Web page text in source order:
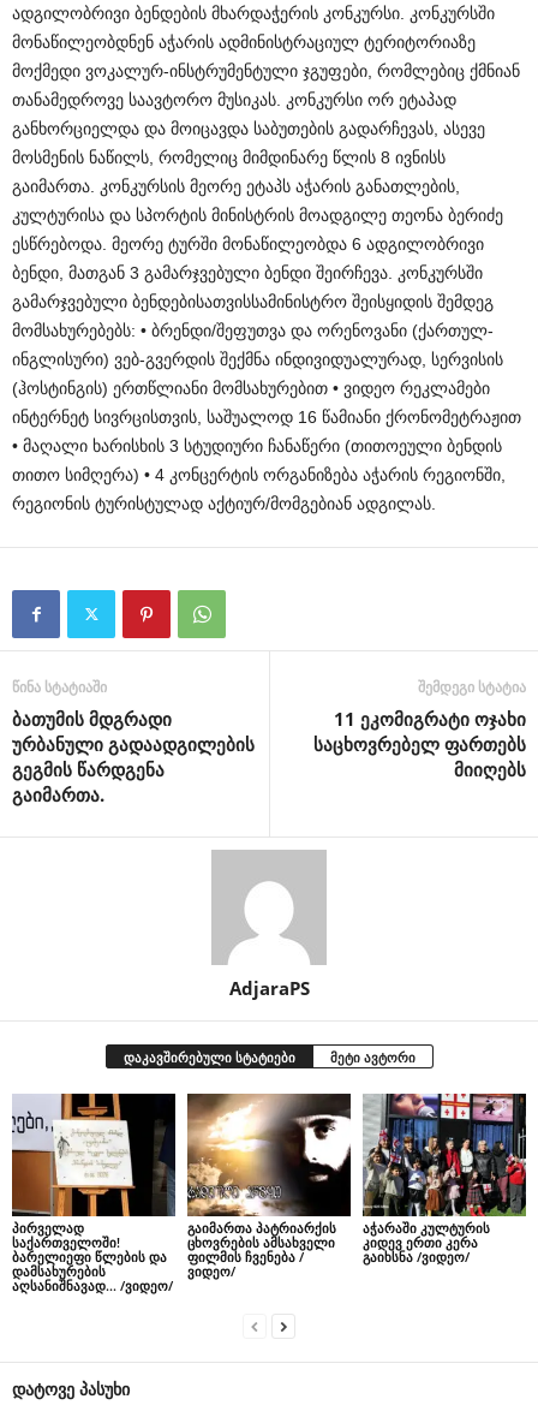
ადგილობრივი ბენდების მხარდაჭერის კონკურსი. კონკურსში
მონაწილეობდნენ აჭარის ადმინისტრაციულ ტერიტორიაზე
მოქმედი ვოკალურ-ინსტრუმენტული ჯგუფები, რომლებიც ქმნიან
თანამედროვე საავტორო მუსიკას. კონკურსი ორ ეტაპად
განხორციელდა და მოიცავდა საბუთების გადარჩევას, ასევე
მოსმენის ნაწილს, რომელიც მიმდინარე წლის 8 ივნისს
გაიმართა. კონკურსის მეორე ეტაპს აჭარის განათლების,
კულტურისა და სპორტის მინისტრის მოადგილე თეონა ბერიძე
ესწრებოდა. მეორე ტურში მონაწილეობდა 6 ადგილობრივი
ბენდი, მათგან 3 გამარჯვებული ბენდი შეირჩევა. კონკურსში
გამარჯვებული ბენდებისათვისსამინისტრო შეისყიდის შემდეგ
მომსახურებებს: • ბრენდი/შეფუთვა და ორენოვანი (ქართულ-
ინგლისური) ვებ-გვერდის შექმნა ინდივიდუალურად, სერვისის
(ჰოსტინგის) ერთწლიანი მომსახურებით • ვიდეო რეკლამები
ინტერნეტ სივრცისთვის, საშუალოდ 16 წამიანი ქრონომეტრაჟით
• მაღალი ხარისხის 3 სტუდიური ჩანაწერი (თითოეული ბენდის
თითო სიმღერა) • 4 კონცერტის ორგანიზება აჭარის რეგიონში,
რეგიონის ტურისტულად აქტიურ/მომგებიან ადგილას.
წინა სტატიაში
ბათუმის მდგრადი
ურბანული გადაადგილების
გეგმის წარდგენა
გაიმართა.
შემდეგი სტატია
11 ეკომიგრატი ოჯახი
საცხოვრებელ ფართებს
მიიღებს
AdjaraPS
დაკავშირებული სტატიები მეტი ავტორი
პირველად
საქართველოში!
ბარელიეფი წლების და
დამსახურების
აღსანიშნავად… /ვიდეო/
გაიმართა პატრიარქის
ცხოვრების ამსახველი
ფილმის ჩვენება /
ვიდეო/
აჭარაში კულტურის
კიდევ ერთი კერა
გაიხსნა /ვიდეო/
დატოვე პასუხი